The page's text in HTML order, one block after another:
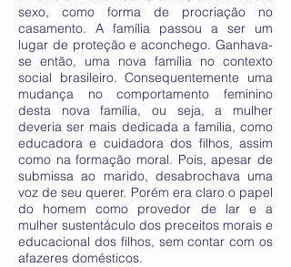
sexo, como forma de procriação no
casamento. A família passou a ser um
lugar de proteção e aconchego. Ganhava-
se então, uma nova família no contexto
social brasileiro. Consequentemente uma
mudança no comportamento feminino
desta nova família, ou seja, a mulher
deveria ser mais dedicada a família, como
educadora e cuidadora dos filhos, assim
como na formação moral. Pois, apesar de
submissa ao marido, desabrochava uma
voz de seu querer. Porém era claro o papel
do homem como provedor de lar e a
mulher sustentáculo dos preceitos morais e
educacional dos filhos, sem contar com os
afazeres domésticos.